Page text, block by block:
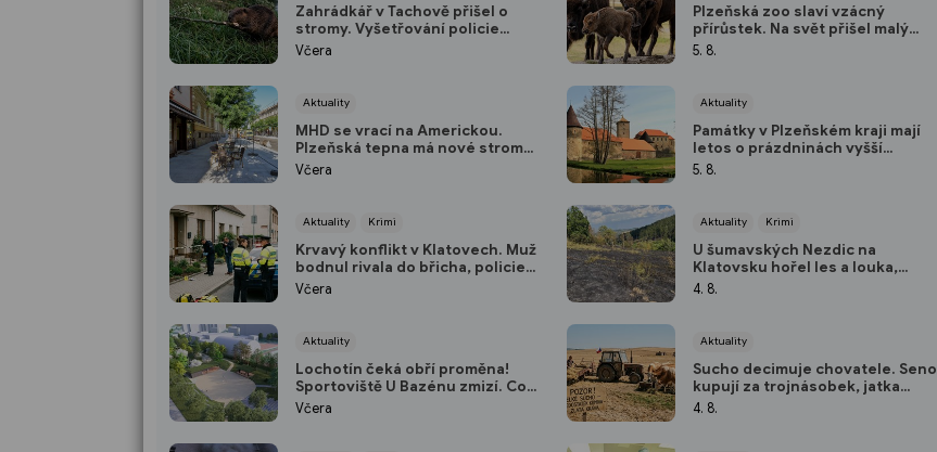
Zahrádkář v Tachově přišel o
stromy. Vyšetřování policie
odhalilo přísně chráněného
Včera
Aktuality
MHD se vrací na Americkou.
Plzeňská tepna má nové stromy,
širší chodníky i zónu 20 km/h
Včera
Aktuality Krimi
Krvavý konflikt v Klatovech. Muž
bodnul rivala do břicha, policie
ho dopadla do dvou hodin
Včera
Aktuality
Lochotín čeká obří proměna!
Sportoviště U Bazénu zmizí. Co
bude místo něj?
Včera
Plzeňská zoo slaví vzácný
přírůstek. Na svět přišel malý
zubr Onzu
5. 8.
Aktuality
Památky v Plzeňském kraji mají
letos o prázdninách vyšší
návštěvnost než loni
5. 8.
Aktuality Krimi
U šumavských Nezdic na
Klatovsku hořel les a louka,
dobrovolný hasič skončil v
4. 8.
Aktuality
Sucho decimuje chovatele. Seno
kupují za trojnásobek, jatka
hlásí přetlak a hrozí rušení
4. 8.